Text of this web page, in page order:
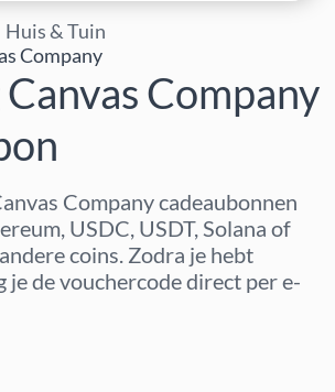
Huis & Tuin
Company
Company
Company cadeaubonnen
USDC, USDT, Solana of
coins. Zodra je hebt
je de vouchercode direct per e-